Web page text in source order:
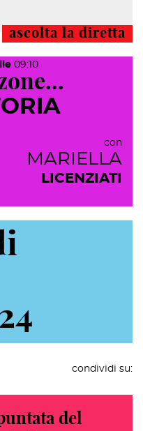
ascolta la diretta
con
MARIELLA
LICENZIATI
09:10
condividi su:
del